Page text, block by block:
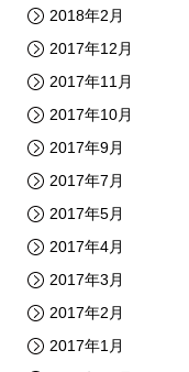
2018年2月
2017年12月
2017年11月
2017年10月
2017年9月
2017年7月
2017年5月
2017年4月
2017年3月
2017年2月
2017年1月